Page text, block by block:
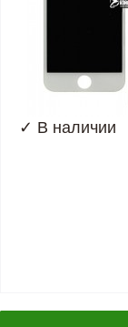
✓ В наличии